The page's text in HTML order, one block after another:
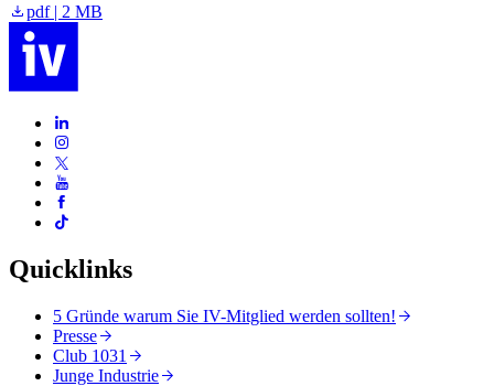
pdf | 2 MB
Quicklinks
5 Gründe warum Sie IV-Mitglied werden sollten!
Presse
Club 1031
Junge Industrie